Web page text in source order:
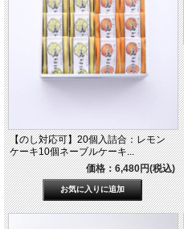
【のし対応可】20個入詰合：レモン
ケーキ10個ネーブルケーキ...
価格：6,480円(税込)